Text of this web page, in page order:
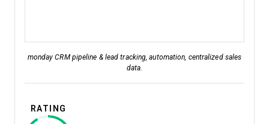
monday CRM pipeline & lead tracking, automation, centralized sales
data.
RATING